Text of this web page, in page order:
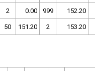
2 0.00 999 152.20
50 151.20 2 153.20